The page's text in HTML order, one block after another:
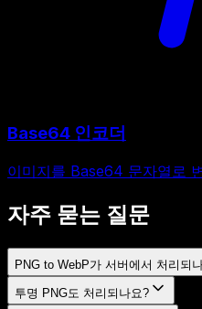
Base64 인코더
이미지를 Base64 문자열로
자주 묻는 질문
PNG to WebP가 서버에서 처리되
투명 PNG도 처리되나요?